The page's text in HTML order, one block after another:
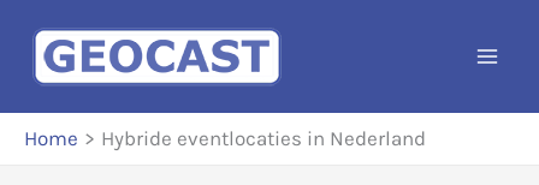
naar
inhoud
Home Hybride eventlocaties in Nederland